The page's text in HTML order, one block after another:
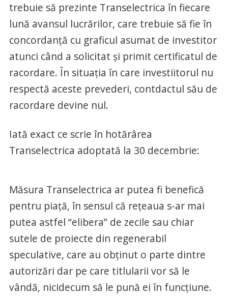
trebuie să prezinte Transelectrica în fiecare
lună avansul lucrărilor, care trebuie să fie în
concordanță cu graficul asumat de investitor
atunci când a solicitat și primit certificatul de
racordare. În situația în care investiitorul nu
respectă aceste prevederi, contdactul său de
racordare devine nul.
Iată exact ce scrie în hotărârea
Transelectrica adoptată la 30 decembrie:
Măsura Transelectrica ar putea fi benefică
pentru piață, în sensul că rețeaua s-ar mai
putea astfel “elibera” de zecile sau chiar
sutele de proiecte din regenerabil
speculative, care au obținut o parte dintre
autorizări dar pe care titlularii vor să le
vândă, nicidecum să le pună ei în funcțiune.